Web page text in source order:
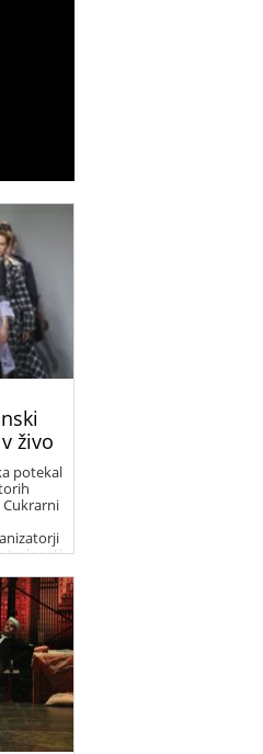
živo
potekal
Cukrarni
trajnosti